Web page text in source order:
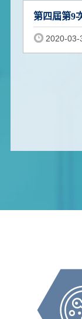
第四屆第9
2020-03-